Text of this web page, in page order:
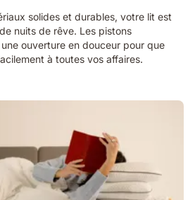
solides et durables, votre lit est
nuits de rêve. Les pistons
ouverture en douceur pour que
à toutes vos affaires.